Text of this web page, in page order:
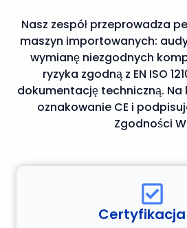
Nasz zespół przeprowadza
maszyn importowanych:
wymianę niezgodnych
ryzyka zgodną z EN ISO
dokumentację techniczną.
oznakowanie CE i
Zgodności
Certyfikacja